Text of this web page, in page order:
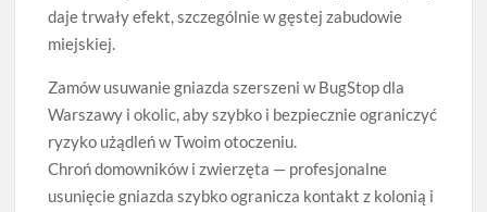
daje trwały efekt, szczególnie w gęstej zabudowie
miejskiej.
Zamów usuwanie gniazda szerszeni w BugStop dla
Warszawy i okolic, aby szybko i bezpiecznie ograniczyć
ryzyko użądleń w Twoim otoczeniu.
Chroń domowników i zwierzęta — profesjonalne
usunięcie gniazda szybko ogranicza kontakt z kolonią i